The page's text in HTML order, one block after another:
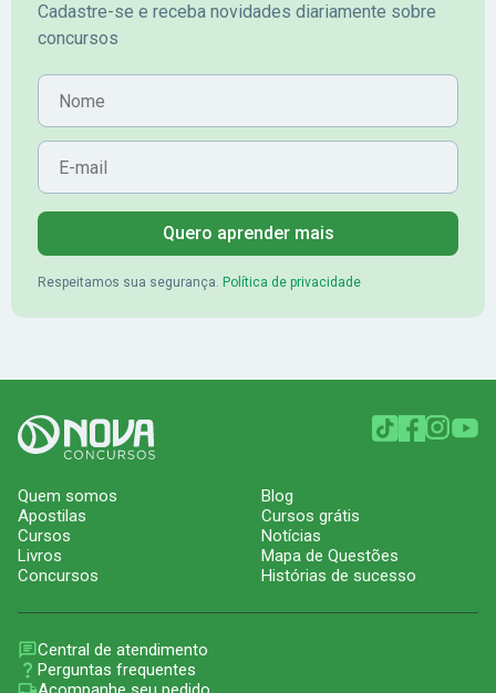
Cadastre-se e receba novidades diariamente sobre
concursos
Nome
E-mail
Quero aprender mais
Respeitamos sua segurança. Política de privacidade
Quem somos
Apostilas
Cursos
Livros
Concursos
Blog
Cursos grátis
Notícias
Mapa de Questões
Histórias de sucesso
Central de atendimento
Perguntas frequentes